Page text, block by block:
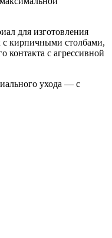
для изготовления
с кирпичными столбами,
с агрессивной
ухода — с